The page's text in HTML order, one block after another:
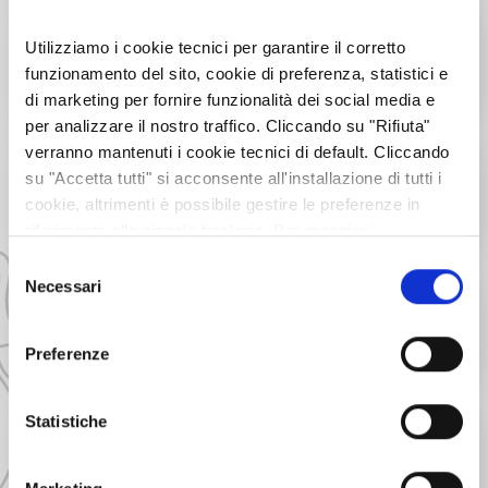
Utilizziamo i cookie tecnici per garantire il corretto
funzionamento del sito, cookie di preferenza, statistici e
di marketing per fornire funzionalità dei social media e
per analizzare il nostro traffico. Cliccando su "Rifiuta"
verranno mantenuti i cookie tecnici di default. Cliccando
su "Accetta tutti" si acconsente all'installazione di tutti i
cookie, altrimenti è possibile gestire le preferenze in
Selezione
del
consenso
Necessari
Preferenze
Statistiche
Maggiori informazioni
12 2025
00:00
Natura & Sport
San Didero
23 GEN
2026
16:00
CELEBRAZIONI PER I 1300 ANNI
DELL'ABBAZIA DI NOVALESA
Cultura e Tradizione
Novalesa
27 MAR
11 APR